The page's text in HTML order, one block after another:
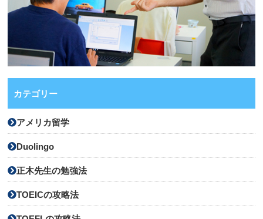
カテゴリー
アメリカ留学
Duolingo
正木先生の勉強法
TOEICの攻略法